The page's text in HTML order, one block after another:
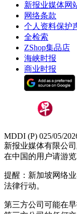
新报业媒体网
网络条款
个人资料保护
全检索
ZShop集品店
海峡时报
商业时报
MDDI (P) 025/05/
新报业媒体有限公
在中国的用户请游览
提醒：新加坡网络
法律行动。
第三方公司可能在